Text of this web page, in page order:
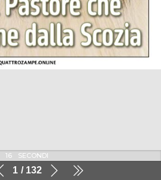
1 132
16 SECONDI